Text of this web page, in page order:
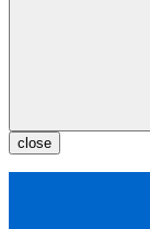
close